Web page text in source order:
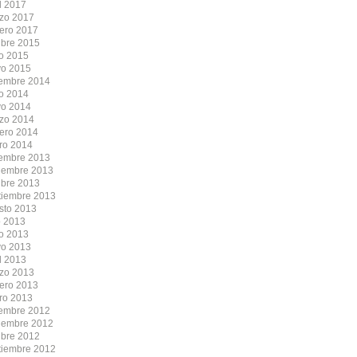
2017
2017
2017
2015
2015
2015
2014
2014
2014
2014
2014
2014
2013
2013
2013
2013
2013
2013
2013
2013
2013
2013
2013
2013
2012
2012
2012
2012